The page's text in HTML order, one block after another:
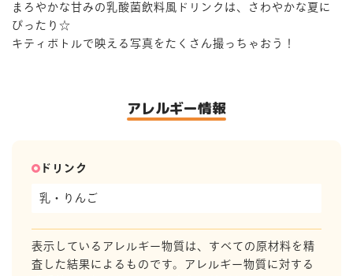
まろやかな甘みの乳酸菌飲料風ドリンクは、さわやかな夏に
ぴったり☆
キティボトルで映える写真をたくさん撮っちゃおう！
アレルギー情報
ドリンク
乳・りんご
表示しているアレルギー物質は、すべての原材料を精
査した結果によるものです。アレルギー物質に対する